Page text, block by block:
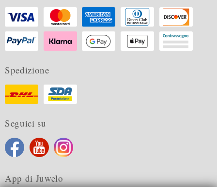
Spedizione
Seguici su
App di Juwelo